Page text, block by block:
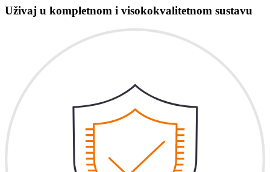
Uživaj u kompletnom i visokokvalitetnom sustavu